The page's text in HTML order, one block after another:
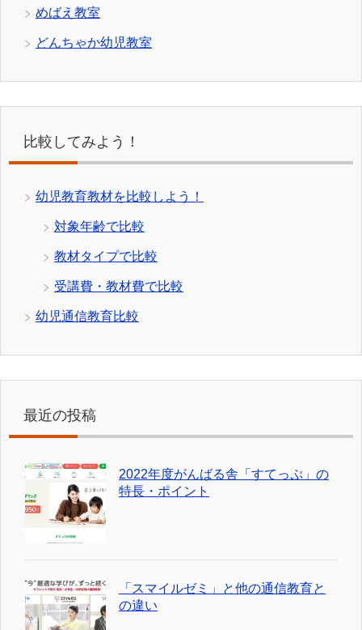
めばえ教室
どんちゃか幼児教室
比較してみよう！
幼児教育教材を比較しよう！
対象年齢で比較
教材タイプで比較
受講費・教材費で比較
幼児通信教育比較
最近の投稿
2022年度がんばる舎「すてっぷ」の
特長・ポイント
「スマイルゼミ」と他の通信教育と
の違い